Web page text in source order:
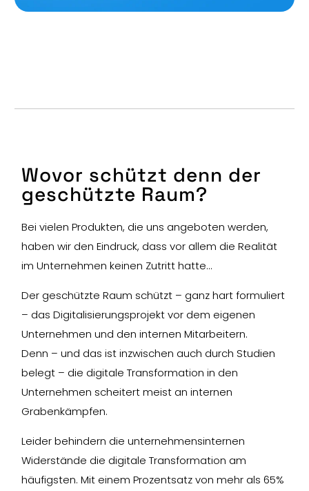
Wovor schützt denn der
geschützte Raum?
Bei vielen Produkten, die uns angeboten werden,
haben wir den Eindruck, dass vor allem die Realität
im Unternehmen keinen Zutritt hatte…
Der geschützte Raum schützt – ganz hart formuliert
– das Digitalisierungsprojekt vor dem eigenen
Unternehmen und den internen Mitarbeitern.
Denn – und das ist inzwischen auch durch Studien
belegt – die digitale Transformation in den
Unternehmen scheitert meist an internen
Grabenkämpfen.
Leider behindern die unternehmensinternen
Widerstände die digitale Transformation am
häufigsten. Mit einem Prozentsatz von mehr als 65%